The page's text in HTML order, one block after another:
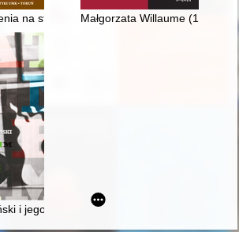
na studiach historycznych w Polsce -
Małgorzata Willaume (1951-
i jego Teatr Ateneum